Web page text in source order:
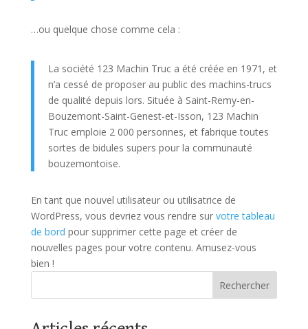
…ou quelque chose comme cela :
La société 123 Machin Truc a été créée en 1971, et
n’a cessé de proposer au public des machins-trucs
de qualité depuis lors. Située à Saint-Remy-en-
Bouzemont-Saint-Genest-et-Isson, 123 Machin
Truc emploie 2 000 personnes, et fabrique toutes
sortes de bidules supers pour la communauté
bouzemontoise.
En tant que nouvel utilisateur ou utilisatrice de
WordPress, vous devriez vous rendre sur votre tableau
de bord pour supprimer cette page et créer de
nouvelles pages pour votre contenu. Amusez-vous
bien !
Rechercher